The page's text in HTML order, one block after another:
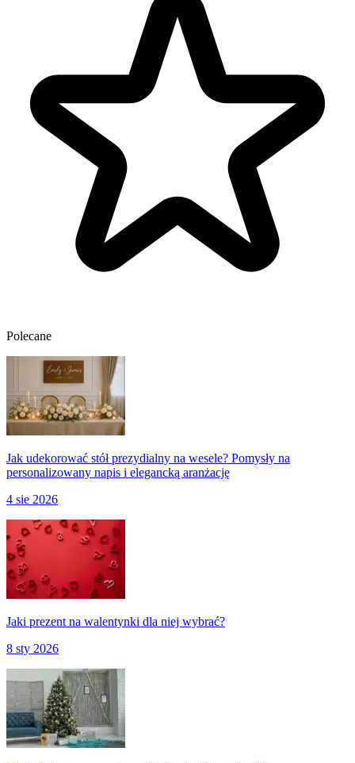
Polecane
Jak udekorować stół prezydialny na wesele? Pomysły na
personalizowany napis i elegancką aranżację
4 sie 2026
Jaki prezent na walentynki dla niej wybrać?
8 sty 2026